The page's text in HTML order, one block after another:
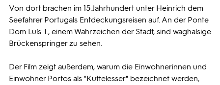
Von dort brachen im 15. Jahrhundert unter Heinrich dem
Seefahrer Portugals Entdeckungsreisen auf. An der Ponte
Dom Luís I., einem Wahrzeichen der Stadt, sind waghalsige
Brückenspringer zu sehen.
Der Film zeigt außerdem, warum die Einwohnerinnen und
Einwohner Portos als "Kuttelesser" bezeichnet werden,